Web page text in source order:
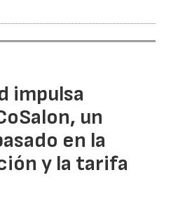
impulsa
un
en la
y la tarifa